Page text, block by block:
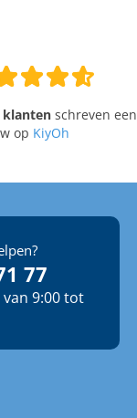
klantenschreven een
op KiyOh
77
9:00 tot